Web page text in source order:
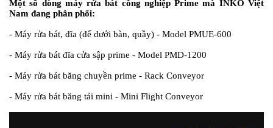
Một số dòng máy rửa bát công nghiệp Prime mà INKO Việt
Nam đang phân phối:
- Máy rửa bát, đĩa (để dưới bàn, quầy) - Model PMUE-600
- Máy rửa bát đĩa cửa sập prime - Model PMD-1200
- Máy rửa bát băng chuyền prime - Rack Conveyor
- Máy rửa bát băng tải mini - Mini Flight Conveyor